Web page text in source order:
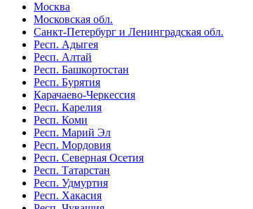
Москва
Московская обл.
Санкт-Петербург и Ленинградская обл.
Респ. Адыгея
Респ. Алтай
Респ. Башкортостан
Респ. Бурятия
Карачаево-Черкессия
Респ. Карелия
Респ. Коми
Респ. Марий Эл
Респ. Мордовия
Респ. Северная Осетия
Респ. Татарстан
Респ. Удмуртия
Респ. Хакасия